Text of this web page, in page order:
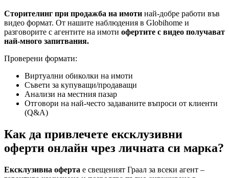
Сторителинг при продажба на имоти най-добре работи във
видео формат. От нашите наблюдения в Globihome и
разговорите с агентите на имоти офертите с видео получават
най-много запитвания.
Проверени формати:
Виртуални обиколки на имоти
Съвети за купуващи/продаващи
Анализи на местния пазар
Отговори на най-често задаваните въпроси от клиенти
(Q&A)
Как да привлечете ексклузивни
оферти онлайн чрез личната си марка?
Ексклузивна оферта е свещеният Граал за всеки агент –